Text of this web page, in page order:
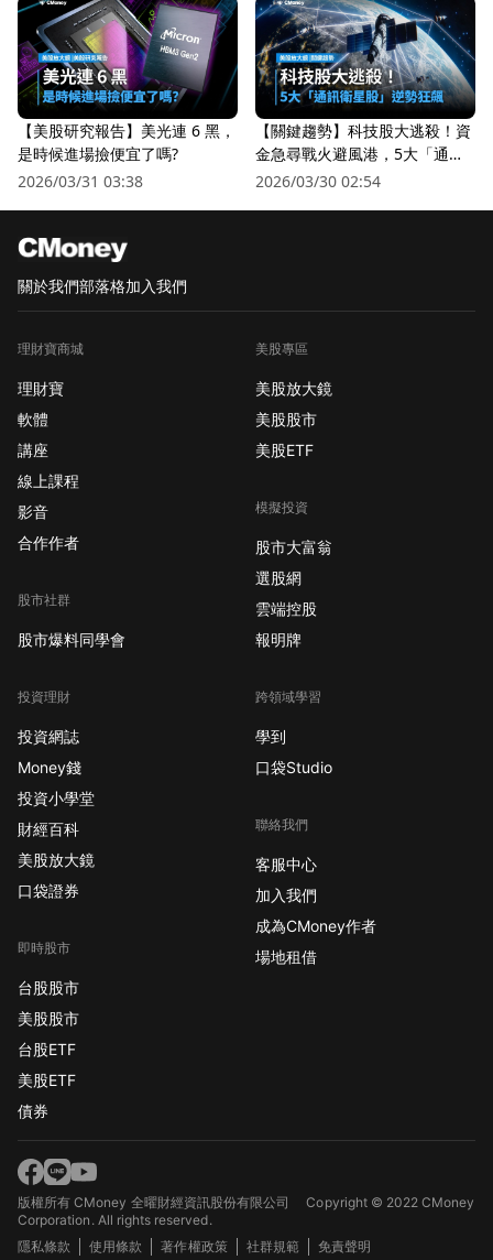
【美股研究報告】美光連 6 黑，
是時候進場撿便宜了嗎?
2026/03/31 03:38
【關鍵趨勢】科技股大逃殺！資
金急尋戰火避風港，5大「通訊
衛星股」逆勢狂飆
2026/03/30 02:54
關於我們部落格加入我們
理財寶商城
理財寶
軟體
講座
線上課程
影音
合作作者
股市社群
股市爆料同學會
投資理財
投資網誌
Money錢
投資小學堂
財經百科
美股放大鏡
口袋證券
即時股市
台股股市
美股股市
台股ETF
美股ETF
債券
美股專區
美股放大鏡
美股股市
美股ETF
模擬投資
股市大富翁
選股網
雲端控股
報明牌
跨領域學習
學到
口袋Studio
聯絡我們
客服中心
加入我們
成為CMoney作者
場地租借
版權所有 CMoney 全曜財經資訊股份有限公司Copyright © 2022 CMoney
Corporation. All rights reserved.
隱私條款
使用條款 著作權政策 社群規範 免責聲明